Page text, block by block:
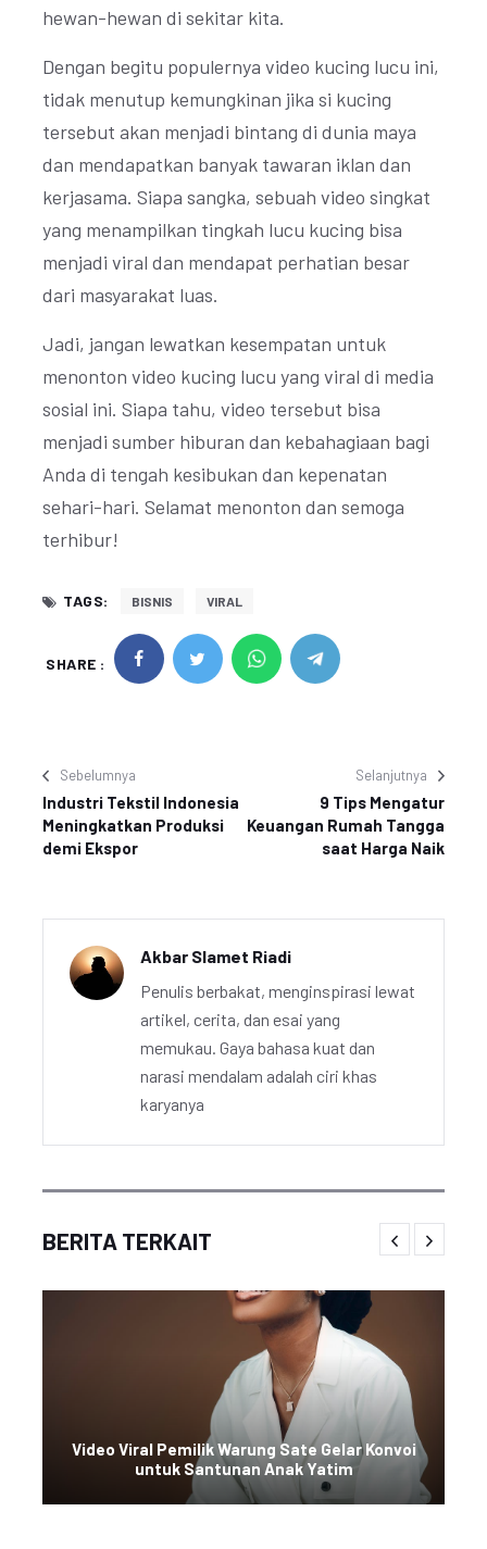
hewan-hewan di sekitar kita.
Dengan begitu populernya video kucing lucu ini,
tidak menutup kemungkinan jika si kucing
tersebut akan menjadi bintang di dunia maya
dan mendapatkan banyak tawaran iklan dan
kerjasama. Siapa sangka, sebuah video singkat
yang menampilkan tingkah lucu kucing bisa
menjadi viral dan mendapat perhatian besar
dari masyarakat luas.
Jadi, jangan lewatkan kesempatan untuk
menonton video kucing lucu yang viral di media
sosial ini. Siapa tahu, video tersebut bisa
menjadi sumber hiburan dan kebahagiaan bagi
Anda di tengah kesibukan dan kepenatan
sehari-hari. Selamat menonton dan semoga
terhibur!
TAGS: BISNIS VIRAL
SHARE :
Sebelumnya
Industri Tekstil Indonesia
Meningkatkan Produksi
demi Ekspor
Selanjutnya
9 Tips Mengatur
Keuangan Rumah Tangga
saat Harga Naik
Akbar Slamet Riadi
Penulis berbakat, menginspirasi lewat
artikel, cerita, dan esai yang
memukau. Gaya bahasa kuat dan
narasi mendalam adalah ciri khas
karyanya
BERITA TERKAIT
Video Viral Pemilik Warung Sate Gelar Konvoi
untuk Santunan Anak Yatim